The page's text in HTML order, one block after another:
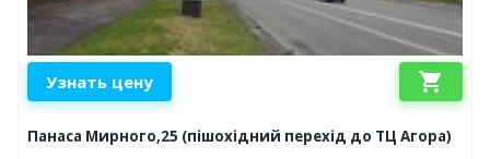
Узнать цену shopping_cart
Панаса Мирного,25 (пішохідний перехід до ТЦ Агора)